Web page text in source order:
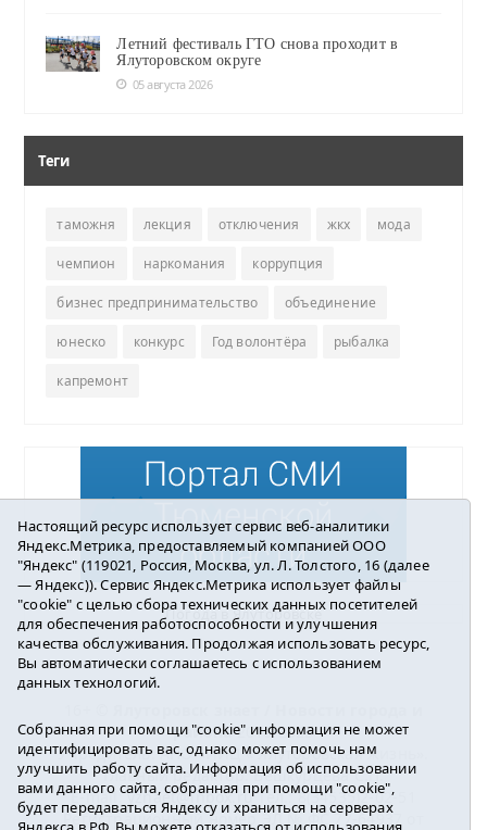
Летний фестиваль ГТО снова проходит в
Ялуторовском округе
05 августа 2026
Теги
таможня лекция отключения жкх мода
чемпион наркомания коррупция
бизнес предпринимательство объединение
юнеско конкурс Год волонтёра рыбалка
капремонт
Погода в Ялуторовске
района2016-2023
Учредитель: АНО «ИИЦ « Ялуторовская жизнь».
Главный редактор: Вешкурцева С.П.
E-mail:yznaet@inbox.ruТел.: 8(34535)2-02-51
Регистрационный номер ЭЛ № ФС 77-64937 от
Настоящий ресурс использует сервис веб-аналитики
Яндекс.Метрика, предоставляемый компанией ООО
"Яндекс" (119021, Россия, Москва, ул. Л. Толстого, 16 (далее
— Яндекс)). Сервис Яндекс.Метрика использует файлы
"cookie" с целью сбора технических данных посетителей
для обеспечения работоспособности и улучшения
качества обслуживания. Продолжая использовать ресурс,
Вы автоматически соглашаетесь с использованием
данных технологий.
Собранная при помощи "cookie" информация не может
идентифицировать вас, однако может помочь нам
улучшить работу сайта. Информация об использовании
вами данного сайта, собранная при помощи "cookie",
будет передаваться Яндексу и храниться на серверах